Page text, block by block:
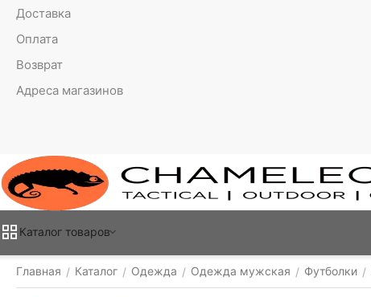
Доставка
Оплата
Возврат
Адреса магазинов
Каталог товаров
Главная / Каталог / Одежда / Одежда мужская / Футболки /